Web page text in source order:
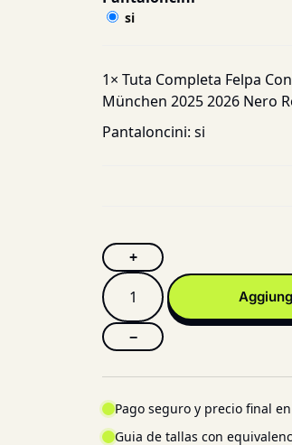
si
1× Tuta Completa Felpa
München 2025 2026 Nero
Pantaloncini: si
+
−
Pago seguro y precio final en
Guia de tallas con